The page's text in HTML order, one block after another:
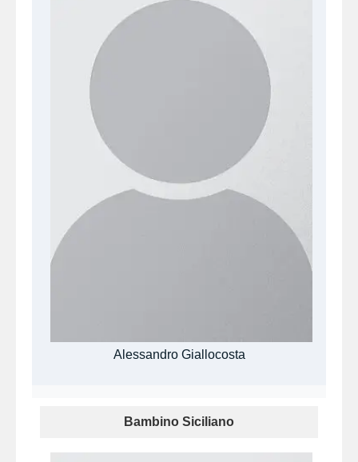
Alessandro Giallocosta
Bambino Siciliano